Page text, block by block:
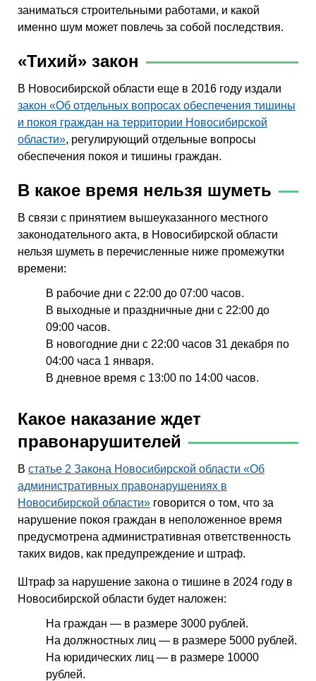
заниматься строительными работами, и какой
именно шум может повлечь за собой последствия.
«Тихий» закон
В Новосибирской области еще в 2016 году издали
закон «Об отдельных вопросах обеспечения тишины
и покоя граждан на территории Новосибирской
области», регулирующий отдельные вопросы
обеспечения покоя и тишины граждан.
В какое время нельзя шуметь
В связи с принятием вышеуказанного местного
законодательного акта, в Новосибирской области
нельзя шуметь в перечисленные ниже промежутки
времени:
В рабочие дни с 22:00 до 07:00 часов.
В выходные и праздничные дни с 22:00 до
09:00 часов.
В новогодние дни с 22:00 часов 31 декабря по
04:00 часа 1 января.
В дневное время с 13:00 по 14:00 часов.
Какое наказание ждет
правонарушителей
В статье 2 Закона Новосибирской области «Об
административных правонарушениях в
Новосибирской области» говорится о том, что за
нарушение покоя граждан в неположенное время
предусмотрена административная ответственность
таких видов, как предупреждение и штраф.
Штраф за нарушение закона о тишине в 2024 году в
Новосибирской области будет наложен:
На граждан — в размере 3000 рублей.
На должностных лиц — в размере 5000 рублей.
На юридических лиц — в размере 10000
рублей.